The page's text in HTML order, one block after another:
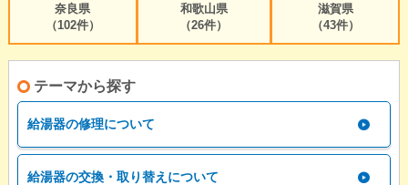
奈良県
（102件）
和歌山県
（26件）
滋賀県
（43件）
テーマから探す
給湯器の修理について
給湯器の交換・取り替えについて